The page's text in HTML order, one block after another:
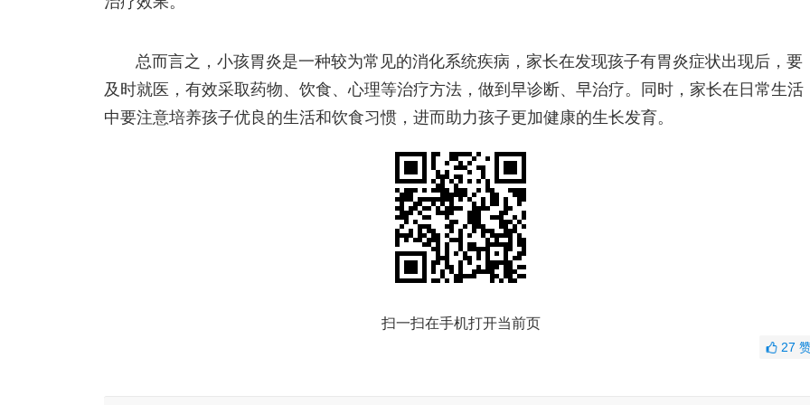
总而言之，小孩胃炎是一种较为常见的消化系统疾病，家长在发现孩子有胃炎症状出现后，要
及时就医，有效采取药物、饮食、心理等治疗方法，做到早诊断、早治疗。同时，家长在日常生活
中要注意培养孩子优良的生活和饮食习惯，进而助力孩子更加健康的生长发育。
扫一扫在手机打开当前页
27